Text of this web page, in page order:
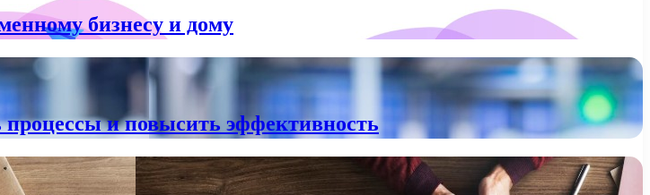
бизнесу и дому
и повысить эффективность